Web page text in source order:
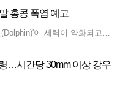
홍콩 폭염 예고
서북태평양에서 세력을 키웠던 태풍 '돌핀(Dolphin)'이 세력이 약화되고 있으나, 여파로 이번 주말 홍콩에 폭염이 찾아올 전망이다. 홍콩 천문대는 4일, 슈퍼 태풍에서 강한 태풍으로 세력이 약해진 돌핀이 향후 며칠간 일본 남해상을 지나며 천천히 세력을 더 잃을 것으로 예상된다고 밝혔다. 천문대는 돌핀이 이번 주 후반 동중국해 부근으로 이동할 것으로 보이지만, 향후 이동 경로에는 여전히 불확실성이 남아있다고 덧붙였다. 한편, 태풍 돌핀 외곽의 하강 기류 영향으로 중국 동남부 연안의 날씨는 이번 주 중후반부터 차차 밝아질 것으로 예상된다. 다만 주말 동안은 매우 무더운 날씨가 이어지겠으며, 높은 기온으로 인해 천둥번개를 동반한 소나기가 내리는 곳도 있을 것으로 보인다.
…시간당 30mm 이상 강우